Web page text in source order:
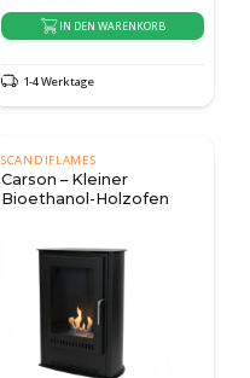
IN DEN WARENKORB
1-4 Werktage
SCANDIFLAMES
Carson – Kleiner
Bioethanol-Holzofen